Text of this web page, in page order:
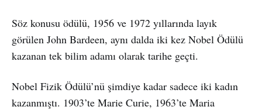
Söz konusu ödülü, 1956 ve 1972 yıllarında layık
görülen John Bardeen, aynı dalda iki kez Nobel Ödülü
kazanan tek bilim adamı olarak tarihe geçti.
Nobel Fizik Ödülü’nü şimdiye kadar sadece iki kadın
kazanmıştı. 1903’te Marie Curie, 1963’te Maria